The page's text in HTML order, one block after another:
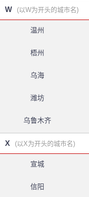
W (以W为开头的城市名)
温州
梧州
乌海
潍坊
乌鲁木齐
X (以X为开头的城市名)
宣城
信阳